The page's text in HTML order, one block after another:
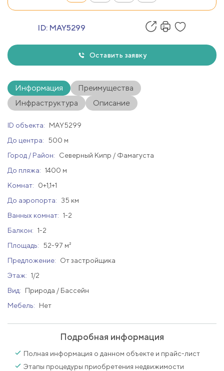
ID: MAY5299
Оставить заявку
Информация
Преимущества
Инфраструктура
Описание
ID объекта:
MAY5299
До центра:
500 м
Город / Район:
Северный Кипр / Фамагуста
До пляжа: 1400 м
Комнат:
0+1,1+1
До аэропорта:
35 км
Ванных комнат: 1-2
Балкон: 1-2
Площадь:
52-97 м²
Предложение:
От застройщика
Этаж: 1/2
Вид:
Природа / Бассейн
Мебель:
Нет
Подробная информация
Полная информация о данном объекте и прайс-лист
Этапы процедуры приобретения недвижимости